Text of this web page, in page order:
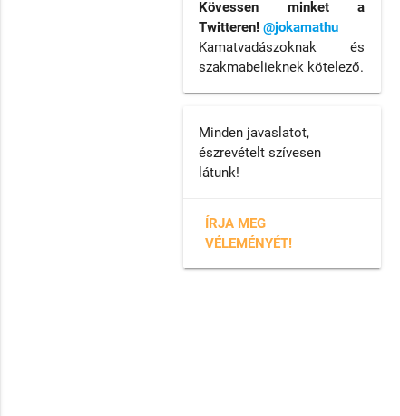
Kövessen minket a
Twitteren!@jokamathu
Kamatvadászoknak és
szakmabelieknek kötelező.
Minden javaslatot,
észrevételt szívesen
látunk!
ÍRJA MEG
VÉLEMÉNYÉT!